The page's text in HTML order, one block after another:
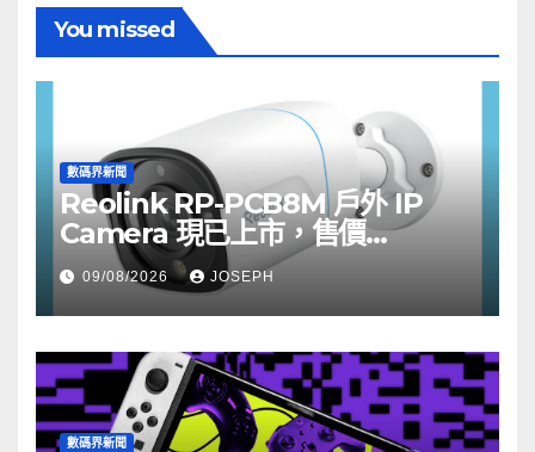
You missed
數碼界新聞
Reolink RP-PCB8M 戶外 IP
Camera 現已上市，售價
HK$722
09/08/2026 JOSEPH
數碼界新聞